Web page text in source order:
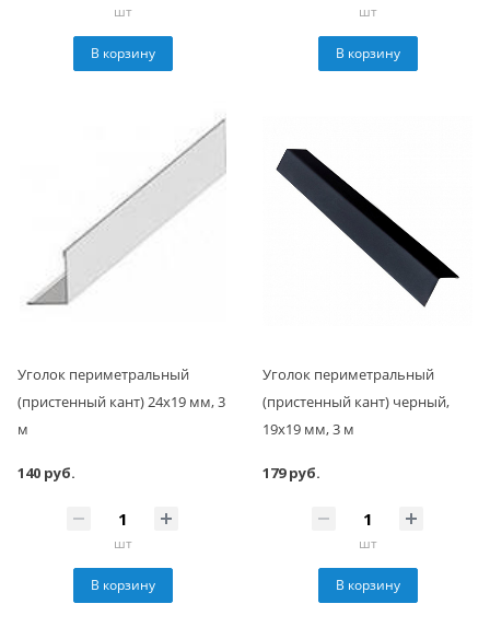
шт
В корзину
шт
В корзину
Уголок периметральный
(пристенный кант) 24x19 мм, 3
м
140 руб.
шт
В корзину
Уголок периметральный
(пристенный кант) черный,
19х19 мм, 3 м
179 руб.
шт
В корзину